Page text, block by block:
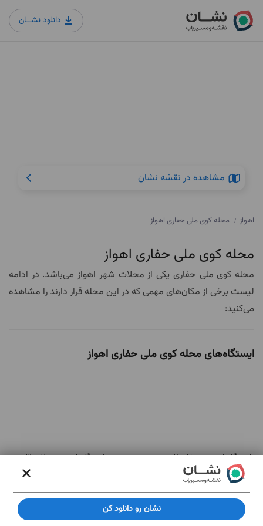
دانلود نشــان
مشاهده در نقشه نشان
اهواز / محله کوی ملی حفاری اهواز
محله کوی ملی حفاری اهواز
محله کوی ملی حفاری یکی از محلات شهر اهواز می‌باشد. در ادامه
لیست برخی از مکان‌های مهمی که در این محله قرار دارند را مشاهده
می‌کنید:
ایستگاه‌های محله کوی ملی حفاری اهواز
ایستگاه اتوبوس حفاري2 ایستگاه اتوبوس حفاری3
مهم‌ترین مکان های محله کوی ملی حفاری اهواز
نشان رو دانلود کن